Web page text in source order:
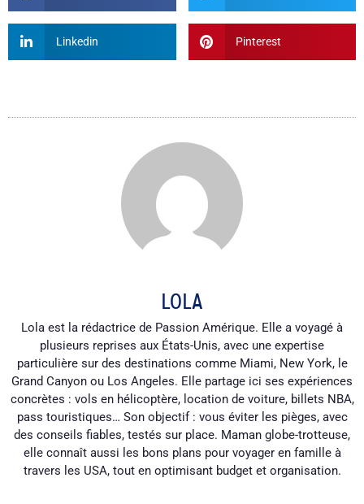
Linkedin Pinterest
LOLA
Lola est la rédactrice de Passion Amérique. Elle a voyagé à
plusieurs reprises aux États-Unis, avec une expertise
particulière sur des destinations comme Miami, New York, le
Grand Canyon ou Los Angeles. Elle partage ici ses expériences
concrètes : vols en hélicoptère, location de voiture, billets NBA,
pass touristiques… Son objectif : vous éviter les pièges, avec
des conseils fiables, testés sur place. Maman globe-trotteuse,
elle connaît aussi les bons plans pour voyager en famille à
travers les USA, tout en optimisant budget et organisation.